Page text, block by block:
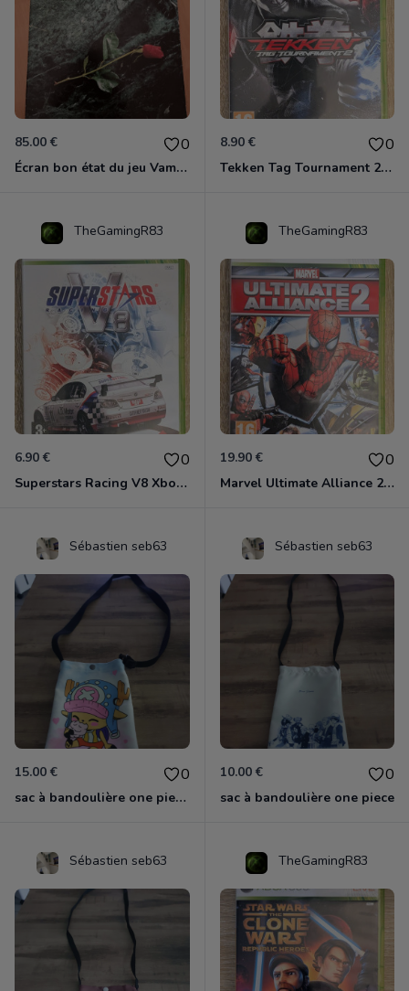
85.00 € 0
Écran bon état du jeu Vampire et livre de règles « la mascarade » état d’usage
8.90 € 0
Tekken Tag Tournament 2 Xbox 360
TheGamingR83
6.90 € 0
Superstars Racing V8 Xbox 360
TheGamingR83
19.90 € 0
Marvel Ultimate Alliance 2 Xbox 360
Sébastien seb63
15.00 € 0
sac à bandoulière one piece chopper
Sébastien seb63
10.00 € 0
sac à bandoulière one piece
Sébastien seb63 TheGamingR83